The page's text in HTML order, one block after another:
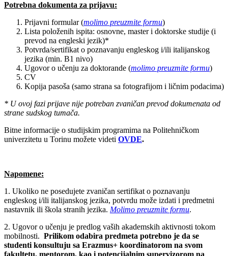
Potrebna dokumenta za prijavu:
Prijavni formular (molimo preuzmite formu)
Lista položenih ispita: osnovne, master i doktorske studije (i
prevod na engleski jezik)*
Potvrda/sertifikat o poznavanju engleskog i/ili italijanskog
jezika (min. B1 nivo)
Ugovor o učenju za doktorande (molimo preuzmite formu)
CV
Kopija pasoša (samo strana sa fotografijom i ličnim podacima)
* U ovoj fazi prijave nije potreban zvaničan prevod dokumenata od
strane sudskog tumača.
Bitne informacije o studijskim programima na Politehničkom
univerzitetu u Torinu možete videti OVDE.
Napomene:
1. Ukoliko ne posedujete zvaničan sertifikat o poznavanju
engleskog i/ili italijanskog jezika, potvrdu može izdati i predmetni
nastavnik ili škola stranih jezika. Molimo preuzmite formu.
2. Ugovor o učenju je predlog vaših akademskih aktivnosti tokom
mobilnosti. Prilikom odabira predmeta potrebno je da se
studenti konsultuju sa Erazmus+ koordinatorom na svom